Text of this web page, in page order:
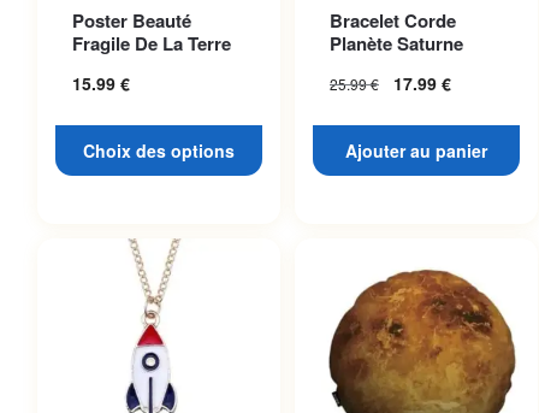
Poster Beauté
Fragile De La Terre
15.99 €
Choix des options
variations. Les options
peuvent être choisies sur la
page du produit
Bracelet Corde
Planète Saturne
25.99€ 17.99 €
Ajouter au panier